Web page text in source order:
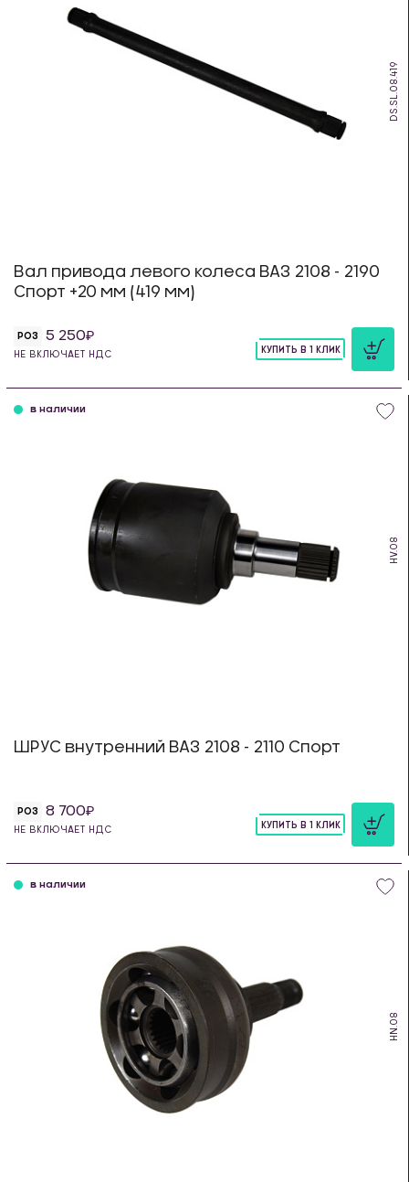
DS.SL.08.419
Вал привода левого колеса ВАЗ 2108 - 2190
Спорт +20 мм (419 мм)
РОЗ 5 250
НЕ ВКЛЮЧАЕТ НДС
КУПИТЬ В 1 КЛИК
HV.08
в наличии
ШРУС внутренний ВАЗ 2108 - 2110 Спорт
РОЗ 8 700
НЕ ВКЛЮЧАЕТ НДС
КУПИТЬ В 1 КЛИК
HN.08
в наличии